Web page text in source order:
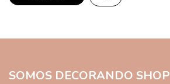
SOMOS DECORANDO SHOP